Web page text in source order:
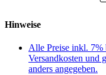
Hinweise
Alle Preise inkl. 7%
Versandkosten und
anders angegeben.